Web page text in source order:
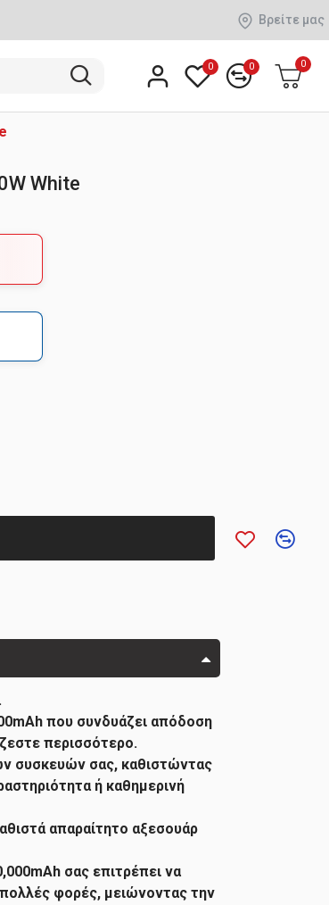
Βρείτε μας
0 0 0
White
που συνδυάζει απόδοση
περισσότερο.
συσκευών σας, καθιστώντας
ή καθημερινή
απαραίτητο αξεσουάρ
σας επιτρέπει να
φορές, μειώνοντας την